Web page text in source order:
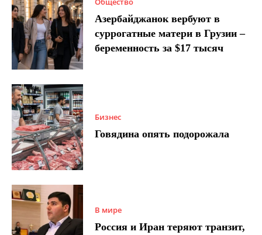
Азербайджанок вербуют в
суррогатные матери в Грузии –
беременность за $17 тысяч
Бизнес
Говядина опять подорожала
В мире
Россия и Иран теряют транзит,